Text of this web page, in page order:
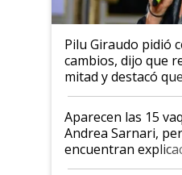
Pilu Giraudo pidió
cambios, dijo que
mitad y destacó
ser "para unos
mandato muy claro
nacional"
Aparecen las 15
Andrea Sarnari,
encuentran
cómo llegaron allí